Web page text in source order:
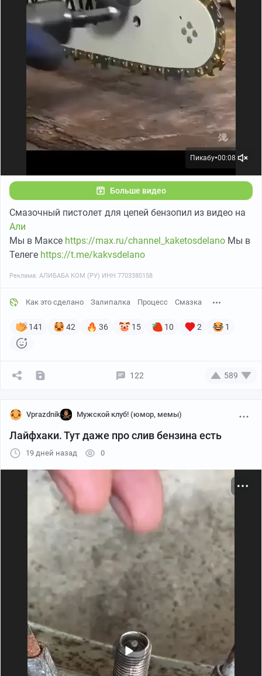
Пикабу●00:08
Больше видео
Смазочный пистолет для цепей бензопил из видео на
Али
Мы в Максе https://max.ru/channel_kaketosdelano Мы в
Телеге https://t.me/kakvsdelano
Реклама: АЛИБАБА КОМ (РУ) ИНН 7703380158
Как это сделано Залипалка Процесс Смазка
141 42 36 15 10 2 1
122 589
Vprazdnik Мужской клуб! (юмор, мемы)
Лайфхаки. Тут даже про слив бензина есть
19 дней назад 0